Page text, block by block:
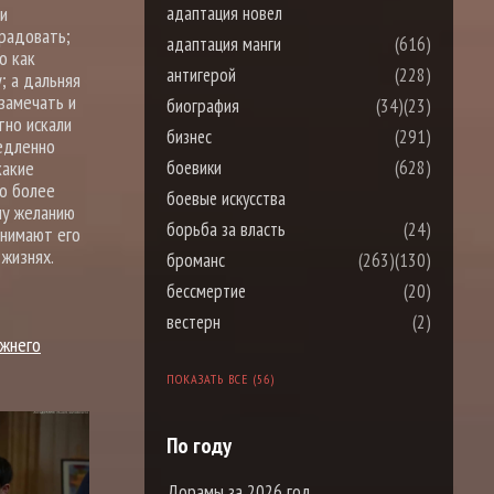
как
а дальняя
и
искали
более
желанию
его
адаптация новел
(616)
адаптация манги
(228)
антигерой
(23)
биография
(34)
бизнес
(291)
боевики
(628)
боевые искусства
(24)
борьба за власть
(130)
броманс
(263)
бессмертие
(20)
вестерн
(2)
ПОКАЗАТЬ ВСЕ (56)
По году